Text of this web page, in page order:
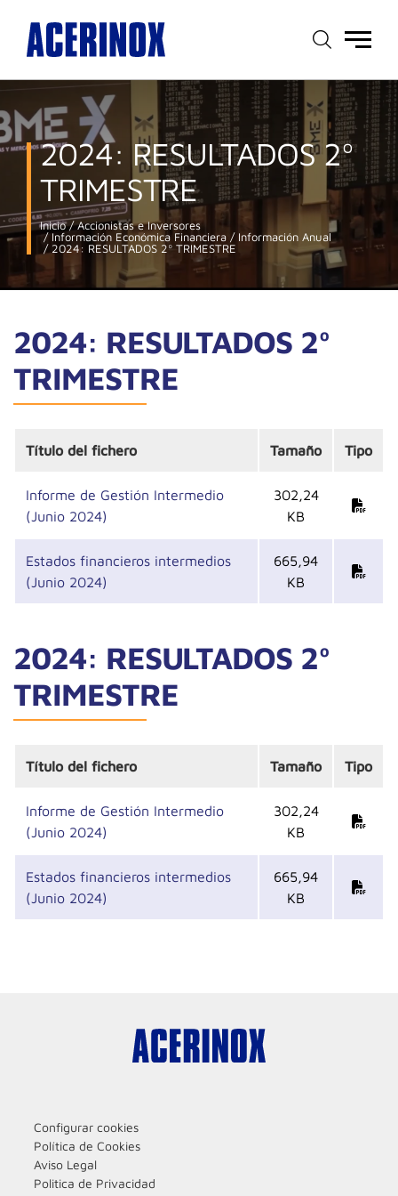
Menú
2024: RESULTADOS 2º
TRIMESTRE
Inicio Accionistas e Inversores
Información Económica Financiera Información Anual
2024: RESULTADOS 2º TRIMESTRE
2024: RESULTADOS 2º
TRIMESTRE
Título del fichero Tamaño Tipo
Informe de Gestión Intermedio
(Junio 2024)
302,24
KB
Estados financieros intermedios
(Junio 2024)
665,94
KB
2024: RESULTADOS 2º
TRIMESTRE
Título del fichero Tamaño Tipo
Informe de Gestión Intermedio
(Junio 2024)
302,24
KB
Estados financieros intermedios
(Junio 2024)
665,94
KB
Configurar cookies
Política de Cookies
Aviso Legal
Politica de Privacidad